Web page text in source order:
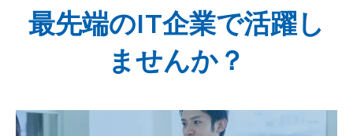
最先端のIT企業で活躍し
ませんか？